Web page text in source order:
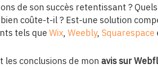
de son succès retentissant ?
coûte-t-il ? Est-une solution
tels que Wix, Weebly, Squarespace
les conclusions de mon avis sur